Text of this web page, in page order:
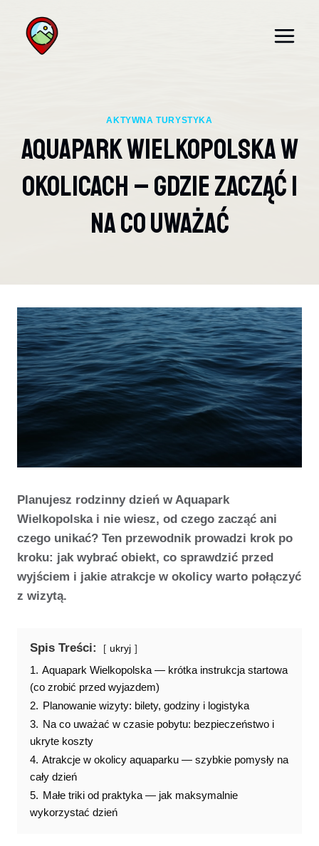
AKTYWNA TURYSTYKA
Aquapark Wielkopolska W
Okolicach – Gdzie Zacząć I
Na Co Uważać
Planujesz rodzinny dzień w Aquapark
Wielkopolska i nie wiesz, od czego zacząć ani
czego unikać? Ten przewodnik prowadzi krok po
kroku: jak wybrać obiekt, co sprawdzić przed
wyjściem i jakie atrakcje w okolicy warto połączyć
z wizytą.
Spis Treści: ukryj
1. Aquapark Wielkopolska — krótka instrukcja startowa
(co zrobić przed wyjazdem)
2. Planowanie wizyty: bilety, godziny i logistyka
3. Na co uważać w czasie pobytu: bezpieczeństwo i
ukryte koszty
4. Atrakcje w okolicy aquaparku — szybkie pomysły na
cały dzień
5. Małe triki od praktyka — jak maksymalnie
wykorzystać dzień